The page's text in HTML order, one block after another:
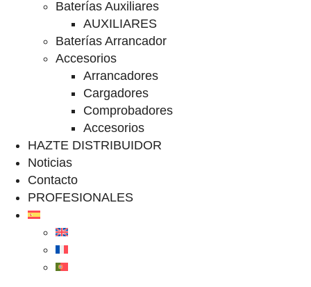
Baterías Auxiliares
AUXILIARES
Baterías Arrancador
Accesorios
Arrancadores
Cargadores
Comprobadores
Accesorios
HAZTE DISTRIBUIDOR
Noticias
Contacto
PROFESIONALES